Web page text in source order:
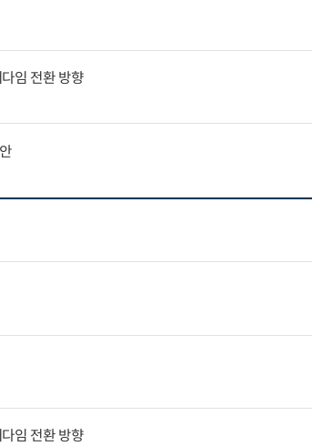
임 전환 방향
임 전환 방향